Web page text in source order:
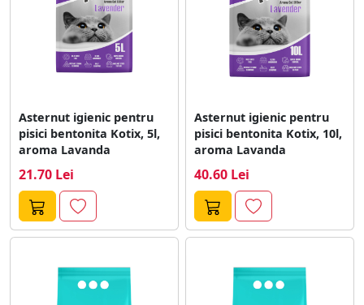
Asternut igienic pentru
pisici bentonita Kotix, 5l,
aroma Lavanda
21.70 Lei
Asternut igienic pentru
pisici bentonita Kotix, 10l,
aroma Lavanda
40.60 Lei